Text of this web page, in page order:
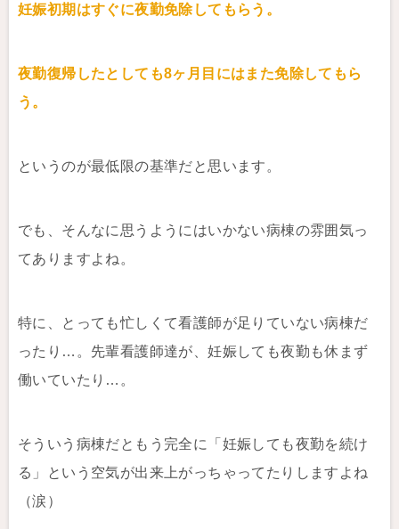
妊娠初期はすぐに夜勤免除してもらう。
夜勤復帰したとしても8ヶ月目にはまた免除してもら
う。
というのが最低限の基準だと思います。
でも、そんなに思うようにはいかない病棟の雰囲気っ
てありますよね。
特に、とっても忙しくて看護師が足りていない病棟だ
ったり…。先輩看護師達が、妊娠しても夜勤も休まず
働いていたり…。
そういう病棟だともう完全に「妊娠しても夜勤を続け
る」という空気が出来上がっちゃってたりしますよね
（涙）